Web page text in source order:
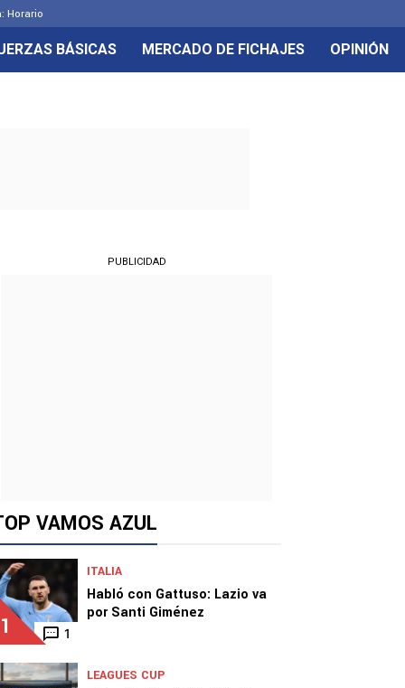
Horario
BÁSICAS MERCADO DE FICHAJES OPINIÓN
PUBLICIDAD
VAMOS AZUL
1 1
ITALIA
Habló con Gattuso: Lazio va
por Santi Giménez
LEAGUES CUP